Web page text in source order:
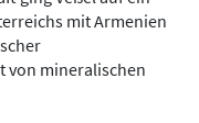
mit Armenien
von mineralischen